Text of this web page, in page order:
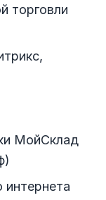
торговли
МойСклад
интернета